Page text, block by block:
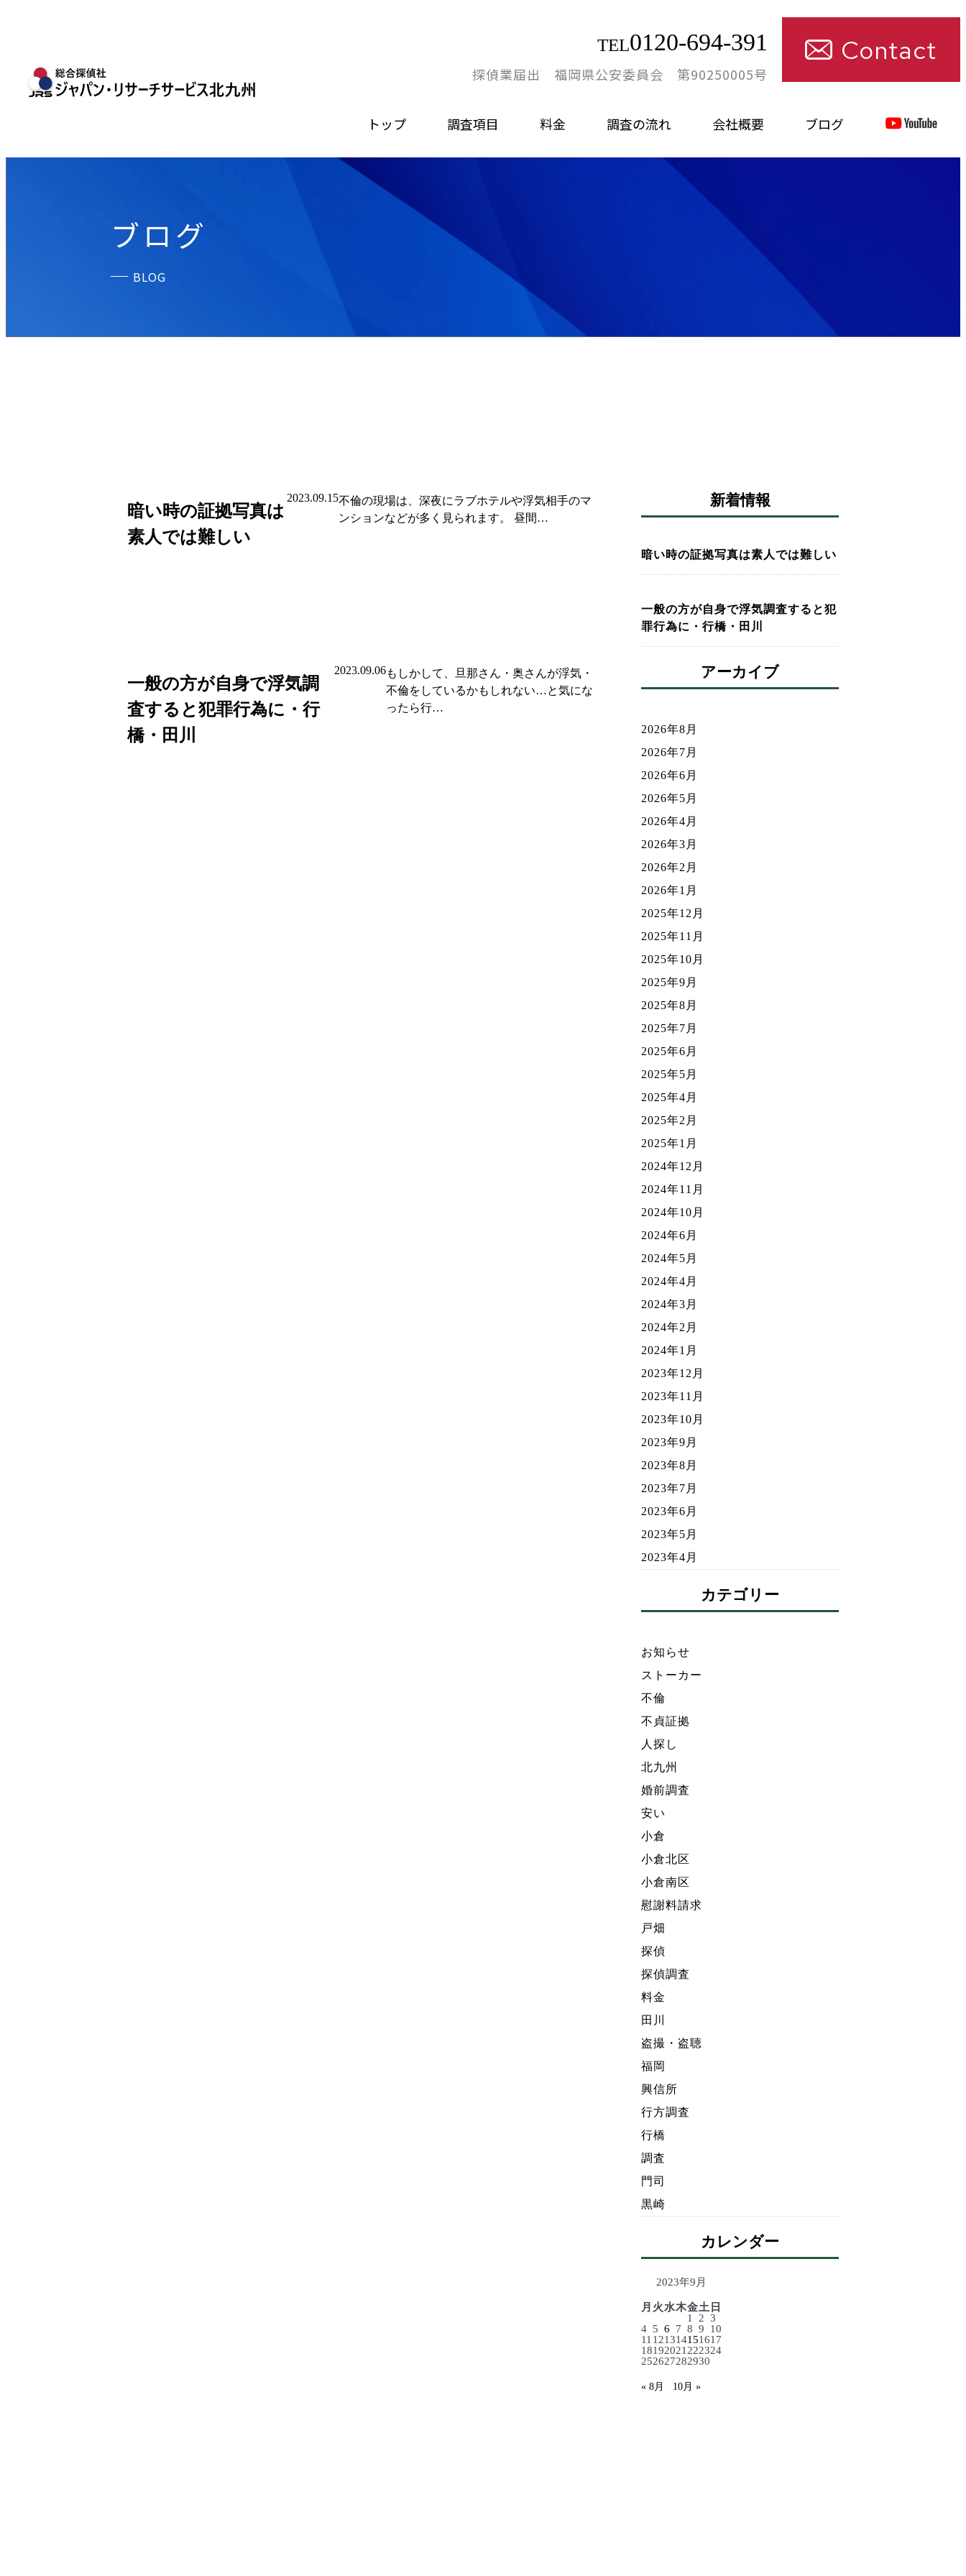
TEL0120-694-391
探偵業届出 福岡県公安委員会 第90250005号
Contact
トップ 調査項目 料金 調査の流れ 会社概要 ブログ
ブログ
BLOG
暗い時の証拠写真は
素人では難しい
2023.09.15不倫の現場は、深夜にラブホテルや浮気相手のマ
ンションなどが多く見られます。 昼間…
一般の方が自身で浮気調
査すると犯罪行為に・行
橋・田川
2023.09.06もしかして、旦那さん・奥さんが浮気・
不倫をしているかもしれない…と気にな
ったら行…
新着情報
暗い時の証拠写真は素人では難しい
一般の方が自身で浮気調査すると犯
罪行為に・行橋・田川
アーカイブ
2026年8月
2026年7月
2026年6月
2026年5月
2026年4月
2026年3月
2026年2月
2026年1月
2025年12月
2025年11月
2025年10月
2025年9月
2025年8月
2025年7月
2025年6月
2025年5月
2025年4月
2025年2月
2025年1月
2024年12月
2024年11月
2024年10月
2024年6月
2024年5月
2024年4月
2024年3月
2024年2月
2024年1月
2023年12月
2023年11月
2023年10月
2023年9月
2023年8月
2023年7月
2023年6月
2023年5月
2023年4月
カテゴリー
お知らせ
ストーカー
不倫
不貞証拠
人探し
北九州
婚前調査
安い
小倉
小倉北区
小倉南区
慰謝料請求
戸畑
探偵
探偵調査
料金
田川
盗撮・盗聴
福岡
興信所
行方調査
行橋
調査
門司
黒崎
カレンダー
2023年9月
月 火水木金土 日
1 2 3
4 5 6 7 8 9
10
11121314151617
18192021222324
252627282930
« 8月 10月 »